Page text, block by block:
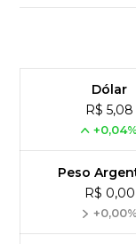
Dólar
R$ 5,08
+0,04%
Peso
R$ 0,00
+0,00%